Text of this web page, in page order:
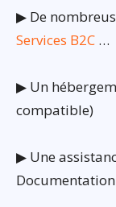
▶ De
Services B2C …
▶ Un
compatible)
▶ Une